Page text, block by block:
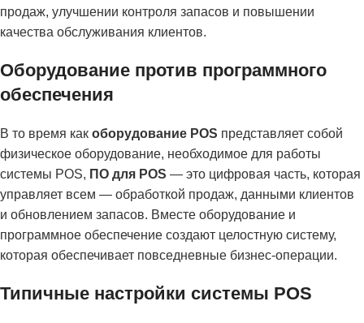
продаж, улучшении контроля запасов и повышении
качества обслуживания клиентов.
Оборудование против программного
обеспечения
В то время как оборудование POS представляет собой
физическое оборудование, необходимое для работы
системы POS, ПО для POS — это цифровая часть, которая
управляет всем — обработкой продаж, данными клиентов
и обновлением запасов. Вместе оборудование и
программное обеспечение создают целостную систему,
которая обеспечивает повседневные бизнес-операции.
Типичные настройки системы POS